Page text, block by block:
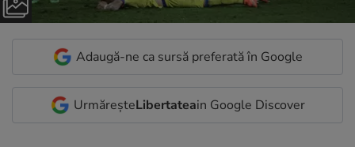
Adaugă-ne ca sursă preferată în Google
UrmăreșteLibertateain Google Discover